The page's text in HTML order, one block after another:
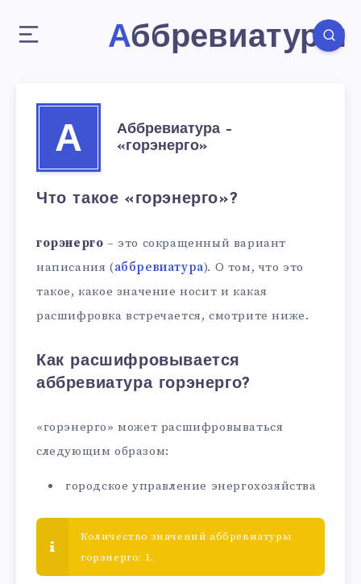
Аббревиатуры
А
Аббревиатура –
«горэнерго»
Что такое «горэнерго»?
горэнерго – это сокращенный вариант
написания (аббревиатура). О том, что это
такое, какое значение носит и какая
расшифровка встречается, смотрите ниже.
Как расшифровывается
аббревиатура горэнерго?
«горэнерго» может расшифровываться
следующим образом:
городское управление энергохозяйства
Количество значений аббревиатуры
горэнерго: 1.